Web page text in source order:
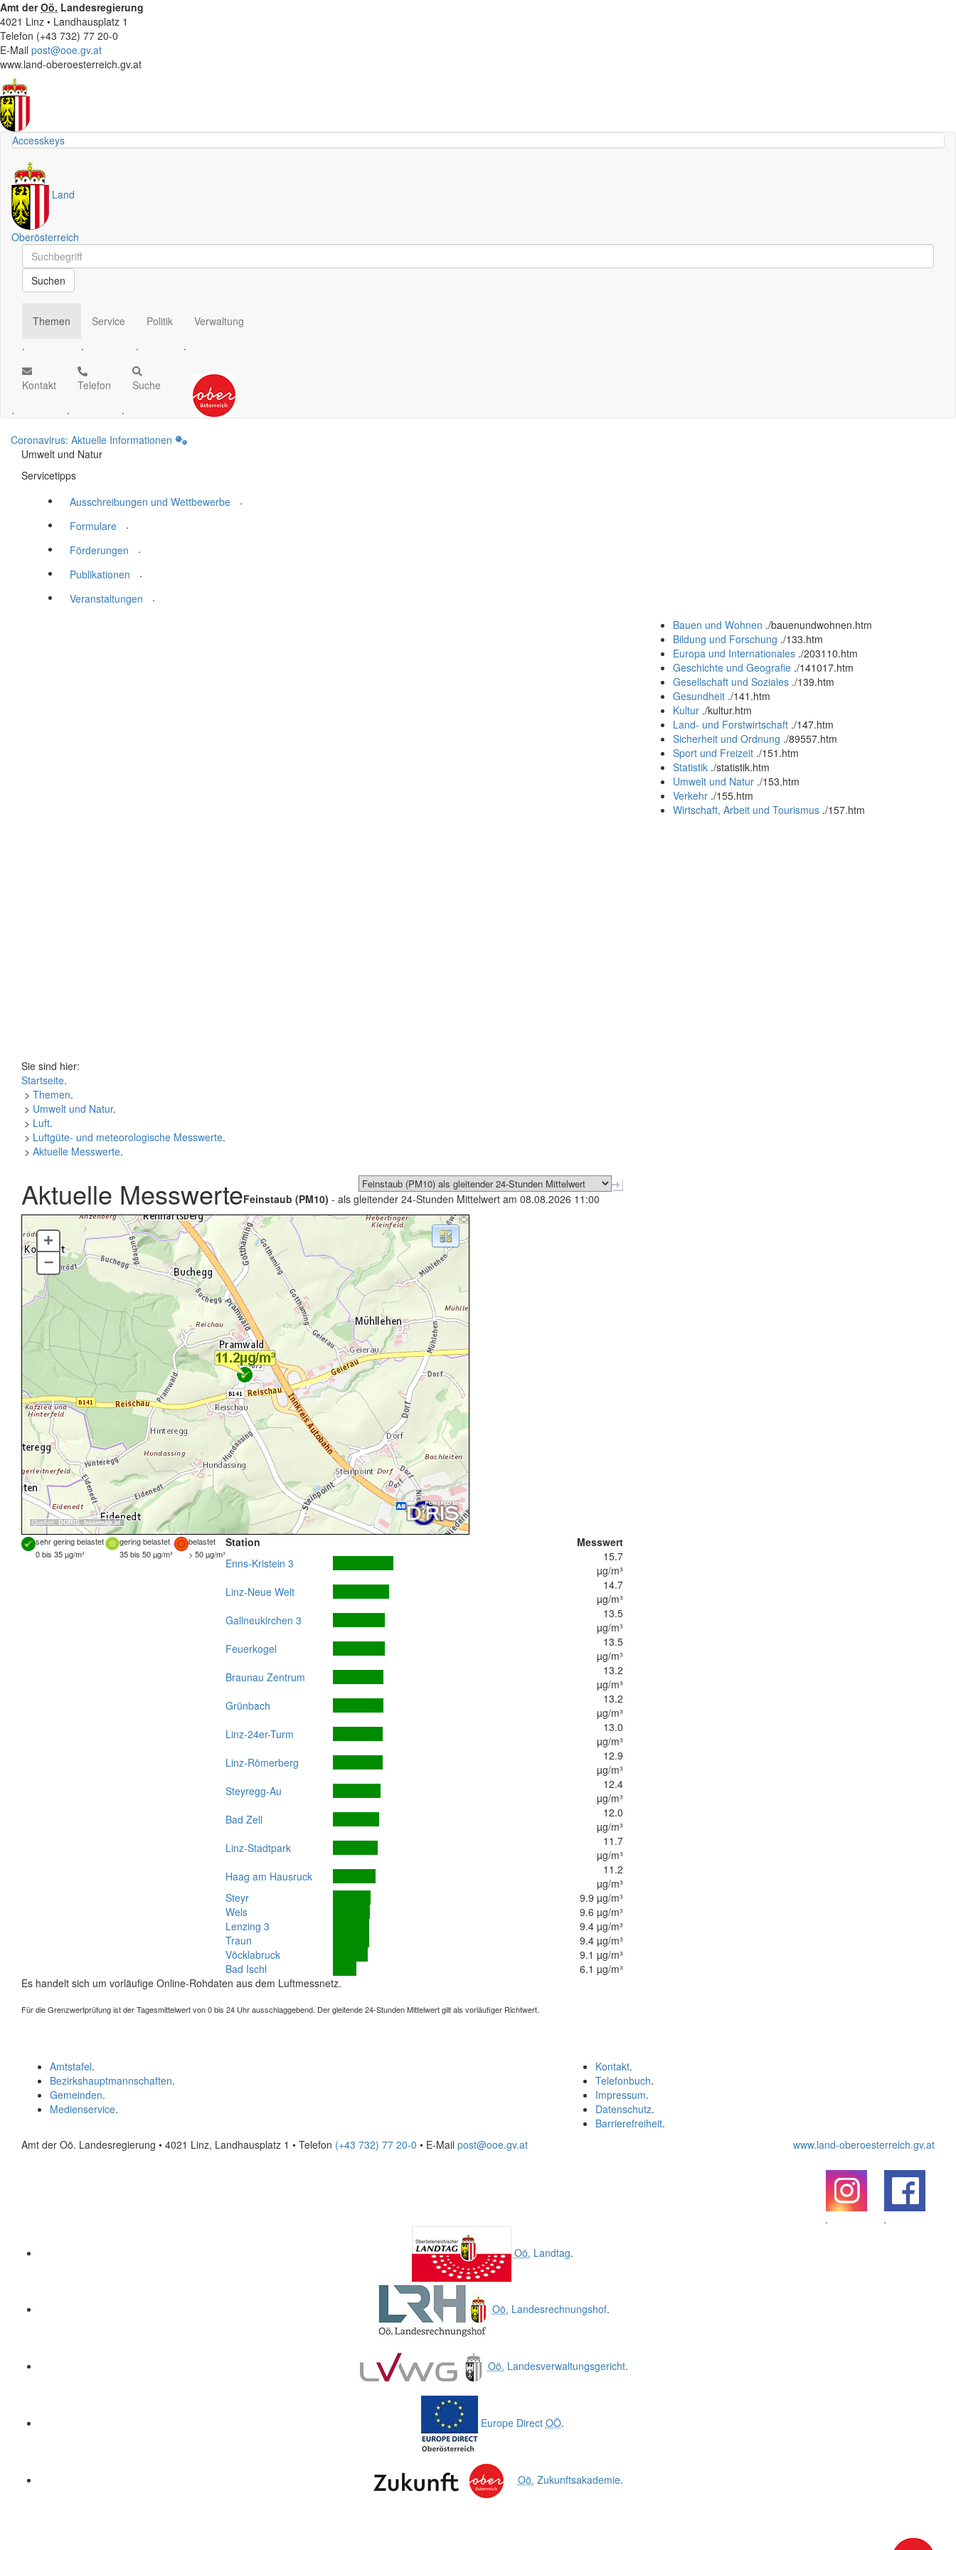
Amt derOö. Landesregierung
4021 Linz • Landhausplatz 1
Telefon (+43 732) 77 20-0
E-Mail post@ooe.gv.at
www.land-oberoesterreich.gv.at
Accesskeys
Land
Oberösterreich
Schnellsuche
Schnellsuche
Suchen
Themen
.
Service
.
Politik
.
Verwaltung
.
Kontakt
.
Telefon
.
Suche
.
Coronavirus: Aktuelle Informationen
Umwelt und Natur
Servicetipps
Ausschreibungen und Wettbewerbe
.
Formulare
.
Förderungen
.
Publikationen
.
Veranstaltungen
.
Bauen und Wohnen ./bauenundwohnen.htm
Bildung und Forschung ./133.htm
Europa und Internationales ./203110.htm
Geschichte und Geografie ./141017.htm
Gesellschaft und Soziales ./139.htm
Gesundheit ./141.htm
Kultur ./kultur.htm
Land- und Forstwirtschaft ./147.htm
Sicherheit und Ordnung ./89557.htm
Sport und Freizeit ./151.htm
Statistik ./statistik.htm
Umwelt und Natur ./153.htm
Verkehr ./155.htm
Wirtschaft, Arbeit und Tourismus ./157.htm
Sie sind hier:
Startseite.
> Themen.
> Umwelt und Natur.
> Luft.
> Luftgüte- und meteorologische Messwerte.
> Aktuelle Messwerte.
Aktuelle MesswerteFeinstaub (PM10) - als gleitender 24-Stunden Mittelwert am 08.08.2026 11:00
Quellen: DORIS, basemap.at
+
–
sehr gering belastet gering belastet
belastet
0 bis 35 µg/m³
35 bis 50 µg/m³ > 50 µg/m³
Station
Messwert
Enns-Kristein 3
15.7
µg/m³
Linz-Neue Welt
14.7
µg/m³
Gallneukirchen 3
13.5
µg/m³
Feuerkogel
13.5
µg/m³
Braunau Zentrum
13.2
µg/m³
Grünbach
13.2
µg/m³
Linz-24er-Turm
13.0
µg/m³
Linz-Römerberg
12.9
µg/m³
Steyregg-Au
12.4
µg/m³
Bad Zell
12.0
µg/m³
Linz-Stadtpark
11.7
µg/m³
Haag am Hausruck
11.2
µg/m³
Steyr
9.9 µg/m³
Wels
9.6 µg/m³
Lenzing 3
9.4 µg/m³
Traun
9.4 µg/m³
Vöcklabruck
9.1 µg/m³
Bad Ischl
6.1 µg/m³
Es handelt sich um vorläufige Online-Rohdaten aus dem Luftmessnetz.
Für die Grenzwertprüfung ist der Tagesmittelwert von 0 bis 24 Uhr ausschlaggebend. Der gleitende 24-Stunden Mittelwert gilt als vorläufiger Richtwert.
Kontakt.
Telefonbuch.
Impressum.
Datenschutz.
Barrierefreiheit.
Amtstafel.
Bezirkshauptmannschaften.
Gemeinden.
Medienservice.
Amt der Oö. Landesregierung • 4021 Linz, Landhausplatz 1 • Telefon (+43 732) 77 20-0 • E-Mail post@ooe.gv.at www.land-oberoesterreich.gv.at
.
.
Oö. Landtag.
Oö. Landesrechnungshof.
Oö. Landesverwaltungsgericht.
Europe Direct OÖ.
Oö. Zukunftsakademie.